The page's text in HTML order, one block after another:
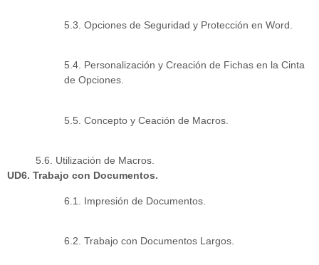
5.3. Opciones de Seguridad y Protección en Word.
5.4. Personalización y Creación de Fichas en la Cinta
de Opciones.
5.5. Concepto y Ceación de Macros.
5.6. Utilización de Macros.
UD6. Trabajo con Documentos.
6.1. Impresión de Documentos.
6.2. Trabajo con Documentos Largos.